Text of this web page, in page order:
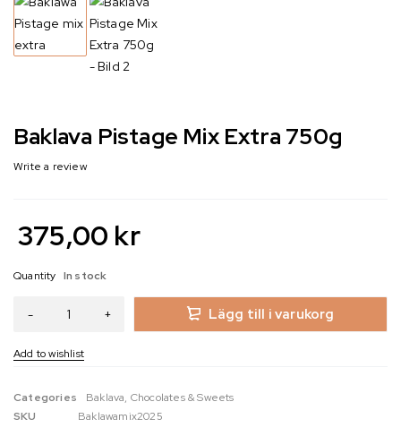
Baklava Pistage Mix Extra 750g
Write a review
375,00 kr
Quantity In stock
Lägg till i varukorg
Categories Baklava, Chocolates & Sweets
SKU
Baklawamix2025